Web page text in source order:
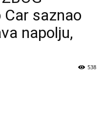
saznao
napolju,
538